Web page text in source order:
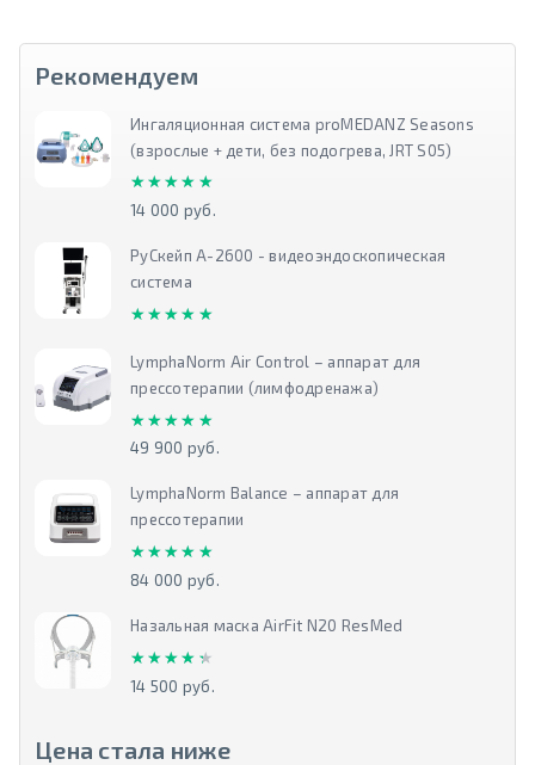
Рекомендуем
Ингаляционная система proMEDANZ Seasons
(взрослые + дети, без подогрева, JRT S05)
★★★★★
★★★★★
14 000 руб.
РуСкейп А-2600 - видеоэндоскопическая
система
★★★★★
★★★★★
LymphaNorm Air Control – аппарат для
прессотерапии (лимфодренажа)
★★★★★
★★★★★
49 900 руб.
LymphaNorm Balance – аппарат для
прессотерапии
★★★★★
★★★★★
84 000 руб.
Назальная маска AirFit N20 ResMed
★★★★★
★★★★★
14 500 руб.
Цена стала ниже